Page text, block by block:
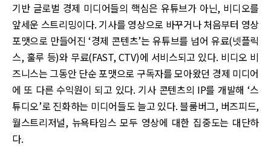
기반 글로벌 경제 미디어들의 핵심은 유튜브가 아닌, 비디오를
앞세운 스트리밍이다. 기사를 영상으로 바꾸거나 처음부터 영상
포맷으로 만들어진 ‘경제 콘텐츠’는 유튜브를 넘어 유료(넷플릭
스, 훌루 등)와 무료(FAST, CTV)에 서비스되고 있다. 비디오 비
즈니스는 그동안 단순 포맷으로 구독자를 모아왔던 경제 미디어
에 또 다른 수익원이 되고 있다. 기사 콘텐츠의 IP를 개발해 ‘스
튜디오’로 진화하는 미디어들도 늘고 있다. 블룸버그, 버즈피드,
월스트리저널, 뉴욕타임스 모두 영상에 대한 집중도는 대단하
다.